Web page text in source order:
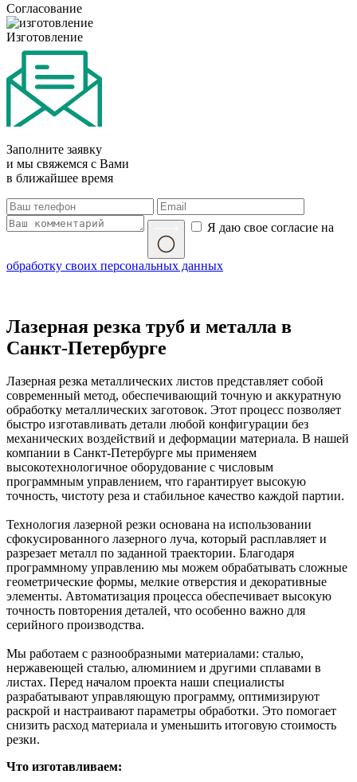
Согласование
Изготовление
Заполните заявку
и мы свяжемся с Вами
в ближайшее время
Я даю свое согласие на
обработку своих персональных данных
Лазерная резка труб и металла в
Санкт-Петербурге
Лазерная резка металлических листов представляет собой
современный метод, обеспечивающий точную и аккуратную
обработку металлических заготовок. Этот процесс позволяет
быстро изготавливать детали любой конфигурации без
механических воздействий и деформации материала. В нашей
компании в Санкт-Петербурге мы применяем
высокотехнологичное оборудование с числовым
программным управлением, что гарантирует высокую
точность, чистоту реза и стабильное качество каждой партии.
Технология лазерной резки основана на использовании
сфокусированного лазерного луча, который расплавляет и
разрезает металл по заданной траектории. Благодаря
программному управлению мы можем обрабатывать сложные
геометрические формы, мелкие отверстия и декоративные
элементы. Автоматизация процесса обеспечивает высокую
точность повторения деталей, что особенно важно для
серийного производства.
Мы работаем с разнообразными материалами: сталью,
нержавеющей сталью, алюминием и другими сплавами в
листах. Перед началом проекта наши специалисты
разрабатывают управляющую программу, оптимизируют
раскрой и настраивают параметры обработки. Это помогает
снизить расход материала и уменьшить итоговую стоимость
резки.
Что изготавливаем: